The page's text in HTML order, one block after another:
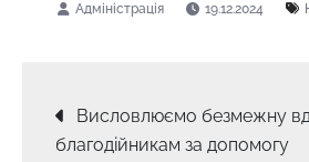
19.12.2024
Навігація
Висловлюємо безмежну
благодійникам за допомогу